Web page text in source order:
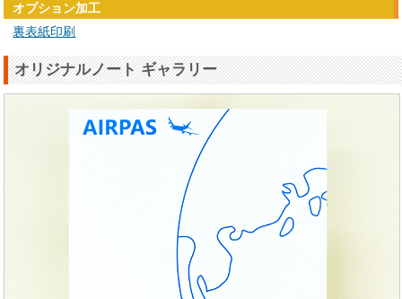
オプション加工
裏表紙印刷
オリジナルノート ギャラリー